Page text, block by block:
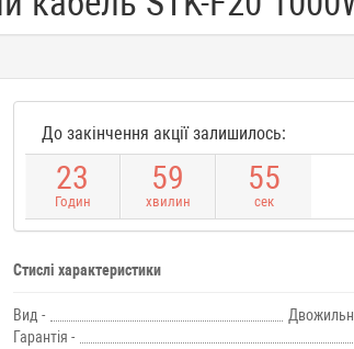
До закінчення акції залишилось:
23
Годин
59
хвилин
54
сек
Стислі характеристики
Вид -
Гарантія -